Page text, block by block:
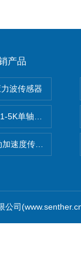
产品
波传感器
5K单轴冲击IEPE加
速度传感器
公司